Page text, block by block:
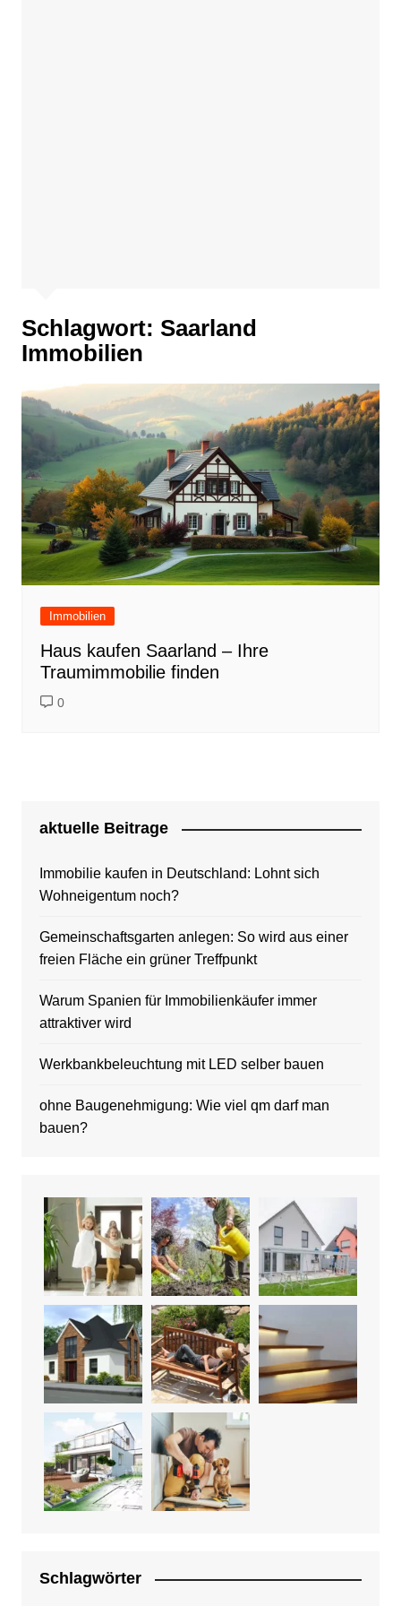
Schlagwort: Saarland
Immobilien
Immobilien
Haus kaufen Saarland – Ihre
Traumimmobilie finden
0
aktuelle Beitrage
Immobilie kaufen in Deutschland: Lohnt sich
Wohneigentum noch?
Gemeinschaftsgarten anlegen: So wird aus einer
freien Fläche ein grüner Treffpunkt
Warum Spanien für Immobilienkäufer immer
attraktiver wird
Werkbankbeleuchtung mit LED selber bauen
ohne Baugenehmigung: Wie viel qm darf man
bauen?
Schlagwörter